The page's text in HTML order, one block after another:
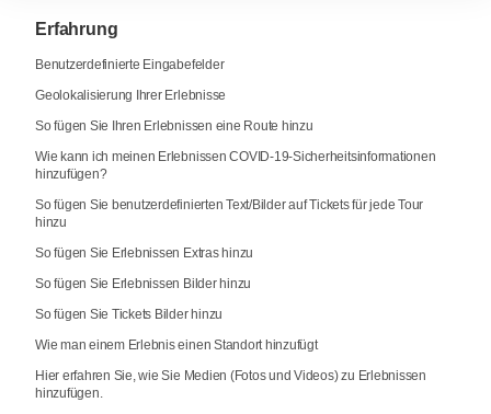
Erfahrung
Benutzerdefinierte Eingabefelder
Geolokalisierung Ihrer Erlebnisse
So fügen Sie Ihren Erlebnissen eine Route hinzu
Wie kann ich meinen Erlebnissen COVID-19-Sicherheitsinformationen
hinzufügen?
So fügen Sie benutzerdefinierten Text/Bilder auf Tickets für jede Tour
hinzu
So fügen Sie Erlebnissen Extras hinzu
So fügen Sie Erlebnissen Bilder hinzu
So fügen Sie Tickets Bilder hinzu
Wie man einem Erlebnis einen Standort hinzufügt
Hier erfahren Sie, wie Sie Medien (Fotos und Videos) zu Erlebnissen
hinzufügen.